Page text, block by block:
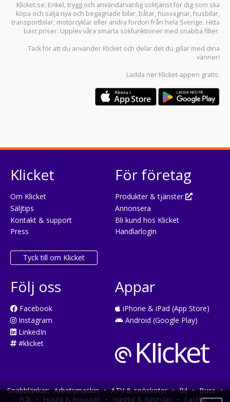
Klicket.se: Enkel, trygg och användarvänlig söktjänst för dig som ska
köpa och sälja nya och begagnade bilar, båtar, husvagnar, husbilar,
transportbilar, motorcyklar eller andra fordon från hela Sverige. Hitta
bäst priser. Upplev våra smarta sökfunktioner med snabba filter.
Tack för att du använder Klicket och delar det du gillar med dina
vänner!
Ladda ner Klicket-appen gratis:
Klicket
Om Klicket
Säljtips
Kontakt & support
Press
Tyck till om Klicket
För företag
Produkter & tjänster
Annonsera
Bli kund hos Klicket
Handlarlogin
Följ oss
Facebook
Instagram
LinkedIn
#klicket
Appar
iPhone & iPad (App Store)
Android (Google Play)
Snabblänkar: Arbetsmaskin • ATV & snöskoter • Bil • Buss •
Båt • Husbil & husvagn • Hästbil & hästsläp • Lastbil •